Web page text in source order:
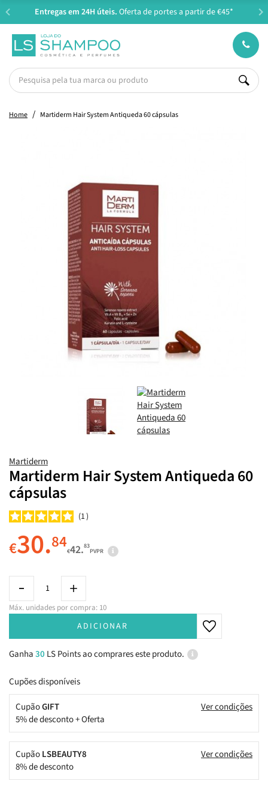
Entregas em 24H úteis. Oferta de portes a partir de €45*
Home Martiderm Hair System Antiqueda 60 cápsulas
Martiderm
Martiderm Hair System Antiqueda 60
cápsulas
1
€30.84€42.83
PVPR
Máx. unidades por compra: 10
ADICIONAR
Ganha30 LS Points ao comprares este produto.
Cupões disponíveis
CupãoGIFT
5% de desconto + Oferta
Ver condições
CupãoLSBEAUTY8
8% de desconto
Ver condições